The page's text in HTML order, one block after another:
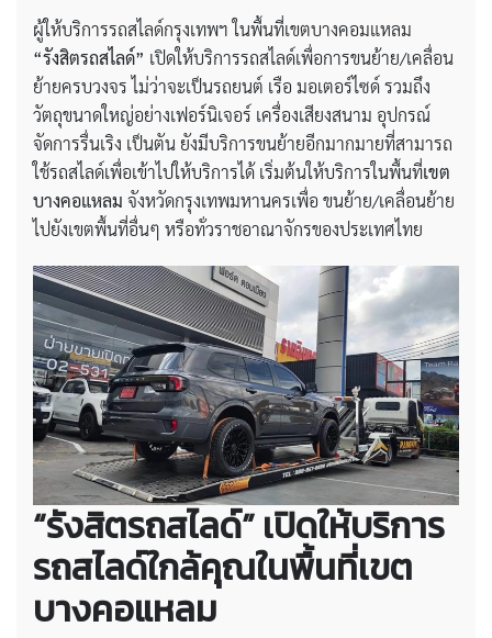
ผู้ให้บริการรถสไลด์กรุงเทพฯ ในพื้นที่เขตบางคอมแหลม
“รังสิตรถสไลด์” เปิดให้บริการรถสไลด์เพื่อการขนย้าย/เคลื่อน
ย้ายครบวงจร ไม่ว่าจะเป็นรถยนต์ เรือ มอเตอร์ไซด์ รวมถึง
วัตถุขนาดใหญ่อย่างเฟอร์นิเจอร์ เครื่องเสียงสนาม อุปกรณ์
จัดการรื่นเริง เป็นตัน ยังมีบริการขนย้ายอีกมากมายที่สามารถ
ใช้รถสไลด์เพื่อเข้าไปให้บริการได้ เริ่มต้นให้บริการในพื้นที่เขต
บางคอแหลม จังหวัดกรุงเทพมหานครเพื่อ ขนย้าย/เคลื่อนย้าย
ไปยังเขตพื้นที่อื่นๆ หรือทั่วราชอาณาจักรของประเทศไทย
“รังสิตรถสไลด์” เปิดให้บริการ
รถสไลด์ใกล้คุณในพื้นที่เขต
บางคอแหลม